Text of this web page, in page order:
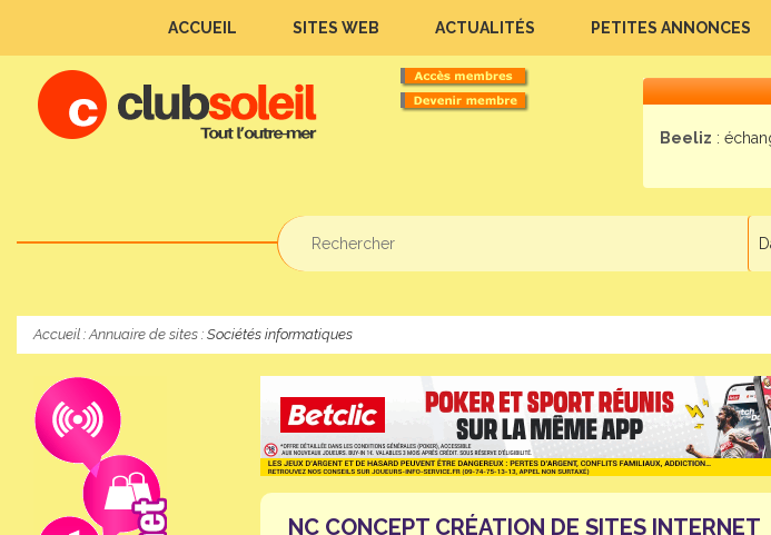
ACCUEIL SITES WEB ACTUALITÉS PETITES ANNONCES
Beeliz :
Accueil :Annuaire de sites : Sociétés informatiques
NC CONCEPT CRÉATION DE SITES INTERNET